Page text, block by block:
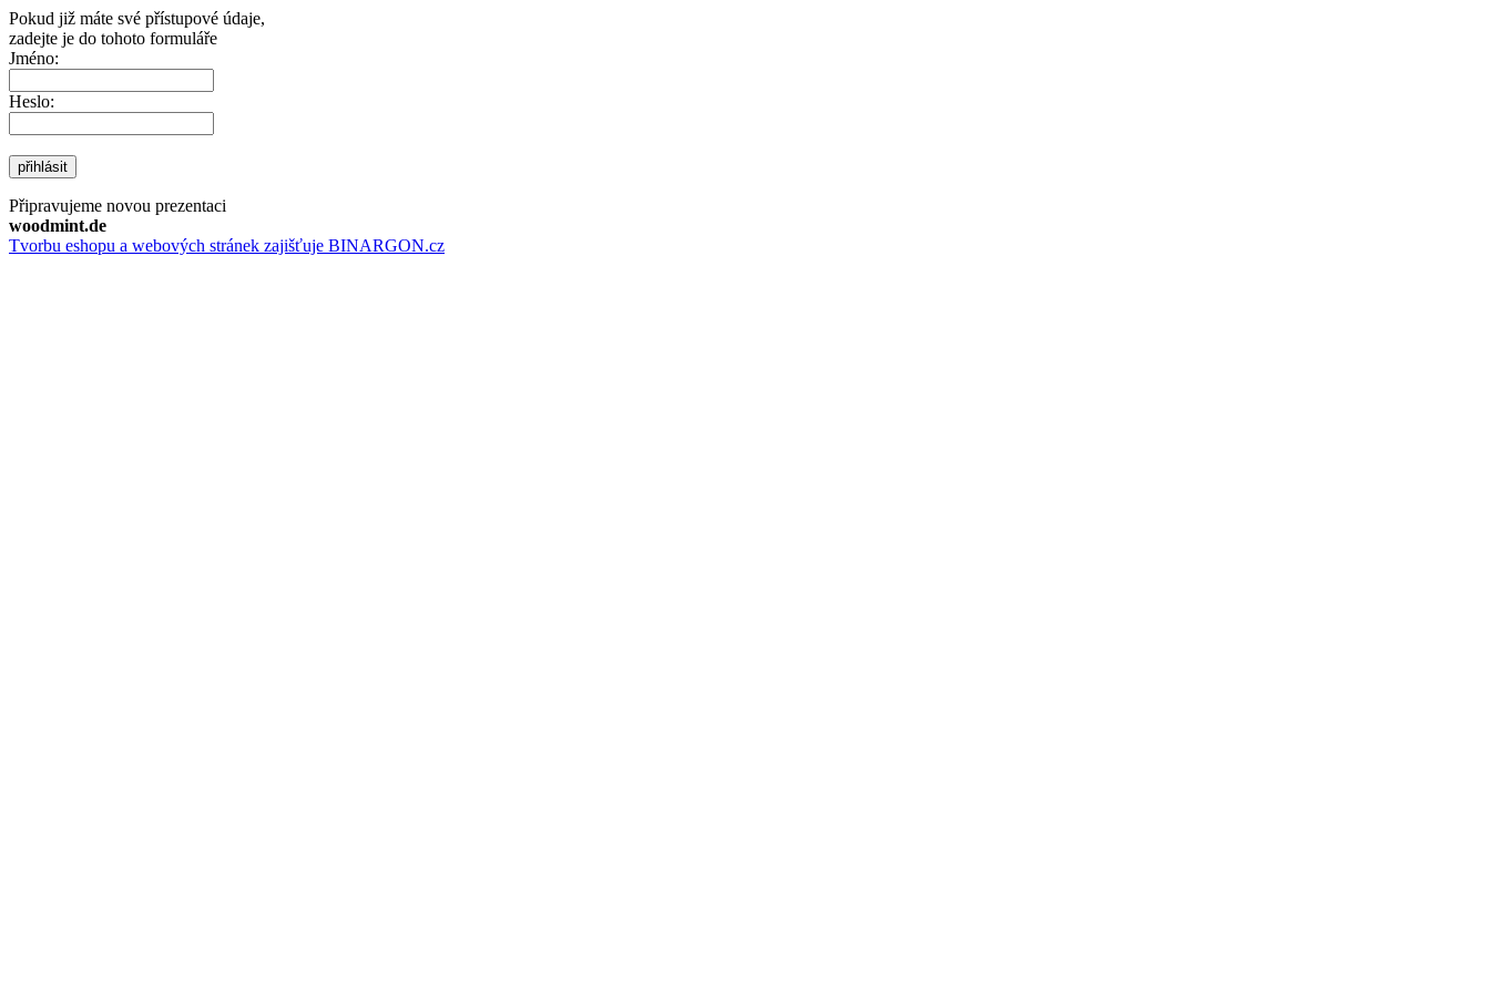
Pokud již máte své přístupové údaje,
zadejte je do tohoto formuláře
Jméno:
Heslo:
přihlásit
Připravujeme novou prezentaci
woodmint.de
Tvorbu eshopu a webových stránek zajišťuje BINARGON.cz